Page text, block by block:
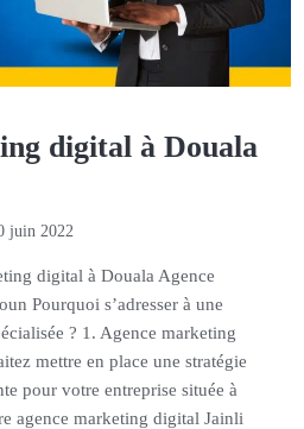
digital à Douala
juin 2022
digital à Douala Agence
Pourquoi s’adresser à une
? 1. Agence marketing
mettre en place une stratégie
pour votre entreprise située à
agence marketing digital Jainli